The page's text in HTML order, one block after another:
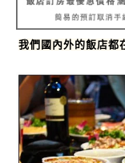
我們國內外的飯店都